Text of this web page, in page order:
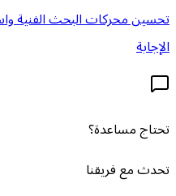
تحسين محركات البحث الفنية
الإجابة
تحتاج مساعدة؟
تحدث مع فريقنا